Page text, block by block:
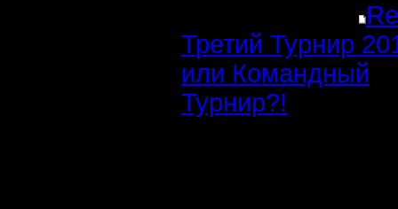
Третий Турнир
или Командный
Турнир?!